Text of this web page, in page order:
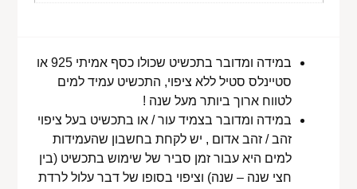
במידה ומדובר בתכשיט שכולו כסף אמיתי 925 או
סטיינלס סטיל ללא ציפוי, התכשיט עמיד למים
לטווח ארוך ביותר מעל שנה !
במידה ומדובר בצמיד עור / או בתכשיט בעל ציפוי
זהב / זהב אדום , יש לקחת בחשבון שהעמידות
למים היא עבור זמן סביר של שימוש בתכשיט (בין
חצי שנה – שנה) וציפוי בסופו של דבר עלול לרדת